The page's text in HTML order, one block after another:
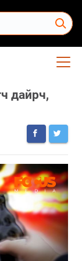
дайрч,